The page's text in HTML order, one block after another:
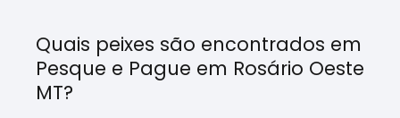
Quais peixes são encontrados em
Pesque e Pague em Rosário Oeste
MT?